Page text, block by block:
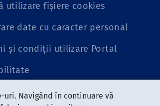
utilizare fișiere cookies
date cu caracter personal
și condiții utilizare Portal
vechi
uri. Navigând în continuare vă